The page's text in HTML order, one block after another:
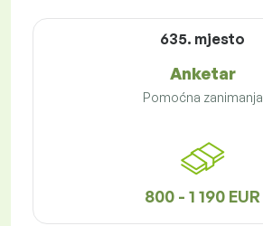
635. mjesto
Anketar
Pomoćna zanimanja
800 - 1 190 EUR